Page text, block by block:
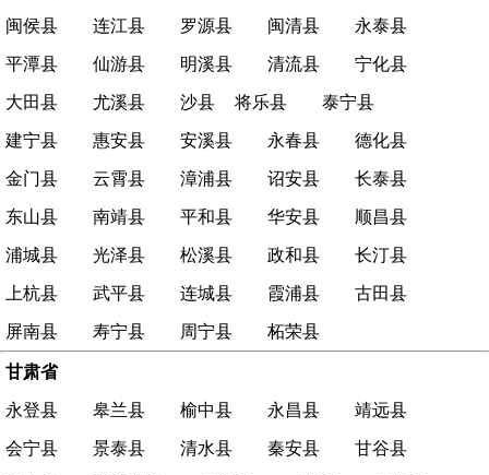
闽侯县 连江县 罗源县 闽清县 永泰县
平潭县 仙游县 明溪县 清流县 宁化县
大田县 尤溪县 沙县 将乐县 泰宁县
建宁县 惠安县 安溪县 永春县 德化县
金门县 云霄县 漳浦县 诏安县 长泰县
东山县 南靖县 平和县 华安县 顺昌县
浦城县 光泽县 松溪县 政和县 长汀县
上杭县 武平县 连城县 霞浦县 古田县
屏南县 寿宁县 周宁县 柘荣县
甘肃省
永登县 皋兰县 榆中县 永昌县 靖远县
会宁县 景泰县 清水县 秦安县 甘谷县